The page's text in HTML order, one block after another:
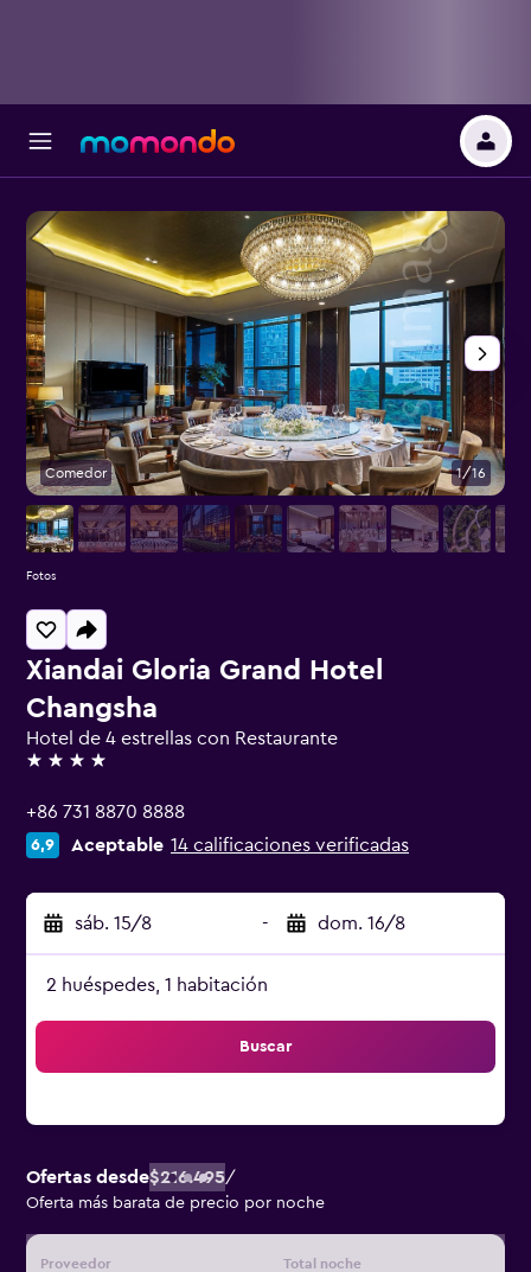
Xiandai Gloria Grand Hotel
Changsha
Hotel de 4 estrellas con Restaurante
4 estrellas
+86 731 8870 8888
6,9 Aceptable 14 calificaciones verificadas
sáb. 15/8 - dom. 16/8
2 huéspedes, 1 habitación
Buscar
Ofertas desde$216.495/
Oferta más barata de precio por noche
Proveedor Total noche
Comedor 1/16
Fotos